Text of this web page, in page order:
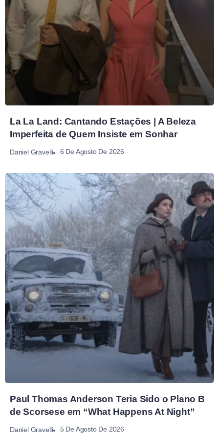
La La Land: Cantando Estações | A Beleza
Imperfeita de Quem Insiste em Sonhar
Daniel Gravelli 6 De Agosto De 2026
Paul Thomas Anderson Teria Sido o Plano B
de Scorsese em “What Happens At Night”
Daniel Gravelli 5 De Agosto De 2026